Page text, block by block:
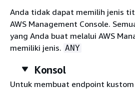
Anda tidak dapat memilih jenis
AWS Management Console.
yang Anda buat melalui AWS
memiliki jenis. ANY
Konsol
Untuk membuat endpoint kustom